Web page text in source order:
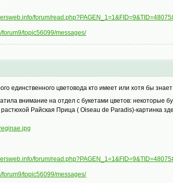
forum/
forum9/topic56099/messages/
единственного цветовода кто имеет или хотя бы знает
внимание на отдел с букетами цветов: некоторые
Райская Прица ( Oiseau de Paradis)-картинка
forum/
forum9/topic56099/messages/